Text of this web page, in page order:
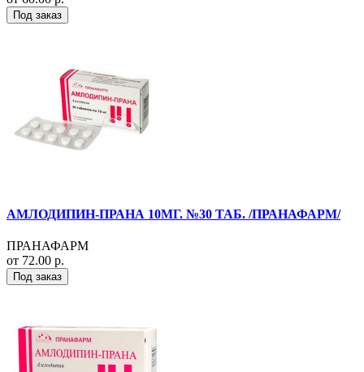
Под заказ
АМЛОДИПИН-ПРАНА 10МГ. №30 ТАБ. /ПРАНАФАРМ/
ПРАНАФАРМ
от 72.00 р.
Под заказ